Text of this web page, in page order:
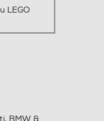
LEGO
BMW &